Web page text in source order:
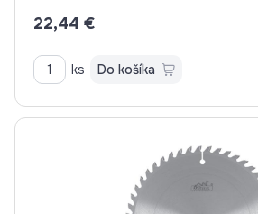
22,44 €
ks Do košíka